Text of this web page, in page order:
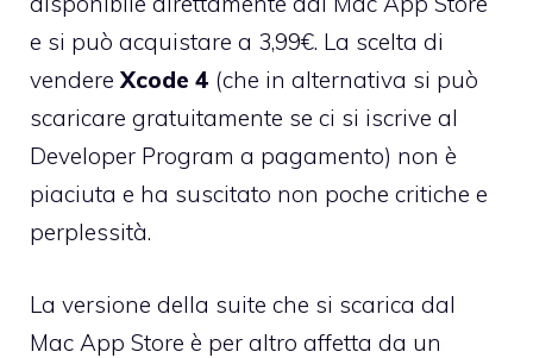
e si può acquistare a 3,99€. La scelta di
vendereXcode 4 (che in alternativa si può
scaricare gratuitamente se ci si iscrive al
Developer Program a pagamento) non è
piaciuta e ha suscitato non poche critiche e
perplessità.
La versione della suite che si scarica dal
Mac App Store è per altro affetta da un